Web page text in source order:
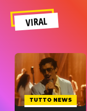
VIRAL
TUTTO NEWS